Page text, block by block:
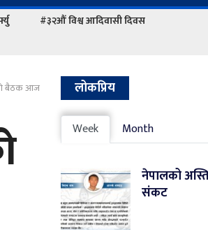
#३२औं विश्व आदिवासी दिवस
बैठक आज लोकप्रिय
Week Month
नेपालको
संकट